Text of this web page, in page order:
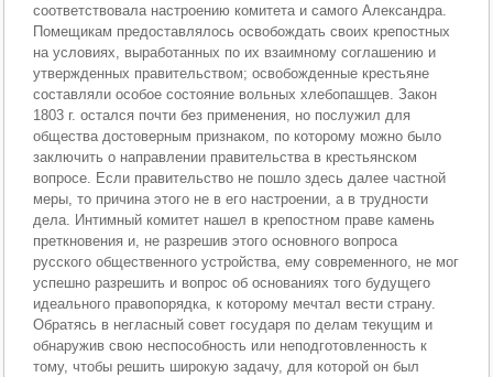
соответствовала настроению комитета и самого Александра.
Помещикам предоставлялось освобождать своих крепостных
на условиях, выработанных по их взаимному соглашению и
утвержденных правительством; освобожденные крестьяне
составляли особое состояние вольных хлебопашцев. Закон
1803 г. остался почти без применения, но послужил для
общества достоверным признаком, по которому можно было
заключить о направлении правительства в крестьянском
вопросе. Если правительство не пошло здесь далее частной
меры, то причина этого не в его настроении, а в трудности
дела. Интимный комитет нашел в крепостном праве камень
преткновения и, не разрешив этого основного вопроса
русского общественного устройства, ему современного, не мог
успешно разрешить и вопрос об основаниях того будущего
идеального правопорядка, к которому мечтал вести страну.
Обратясь в негласный совет государя по делам текущим и
обнаружив свою неспособность или неподготовленность к
тому, чтобы решить широкую задачу, для которой он был